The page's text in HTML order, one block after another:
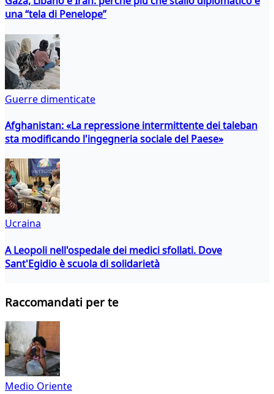
una “tela di Penelope”
Guerre dimenticate
Afghanistan: «La repressione intermittente dei taleban
sta modificando l'ingegneria sociale del Paese»
Ucraina
A Leopoli nell'ospedale dei medici sfollati. Dove
Sant'Egidio è scuola di solidarietà
Raccomandati per te
Medio Oriente